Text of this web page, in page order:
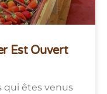
Est Ouvert
qui êtes venus